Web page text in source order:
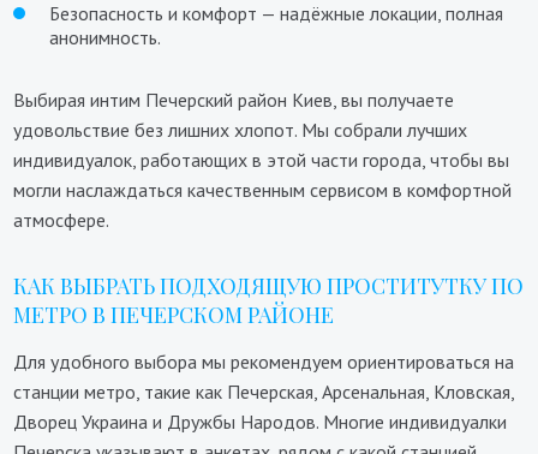
Безопасность и комфорт — надёжные локации, полная
анонимность.
Выбирая интим Печерский район Киев, вы получаете
удовольствие без лишних хлопот. Мы собрали лучших
индивидуалок, работающих в этой части города, чтобы вы
могли наслаждаться качественным сервисом в комфортной
атмосфере.
КАК ВЫБРАТЬ ПОДХОДЯЩУЮ ПРОСТИТУТКУ ПО
МЕТРО В ПЕЧЕРСКОМ РАЙОНЕ
Для удобного выбора мы рекомендуем ориентироваться на
станции метро, такие как Печерская, Арсенальная, Кловская,
Дворец Украина и Дружбы Народов. Многие индивидуалки